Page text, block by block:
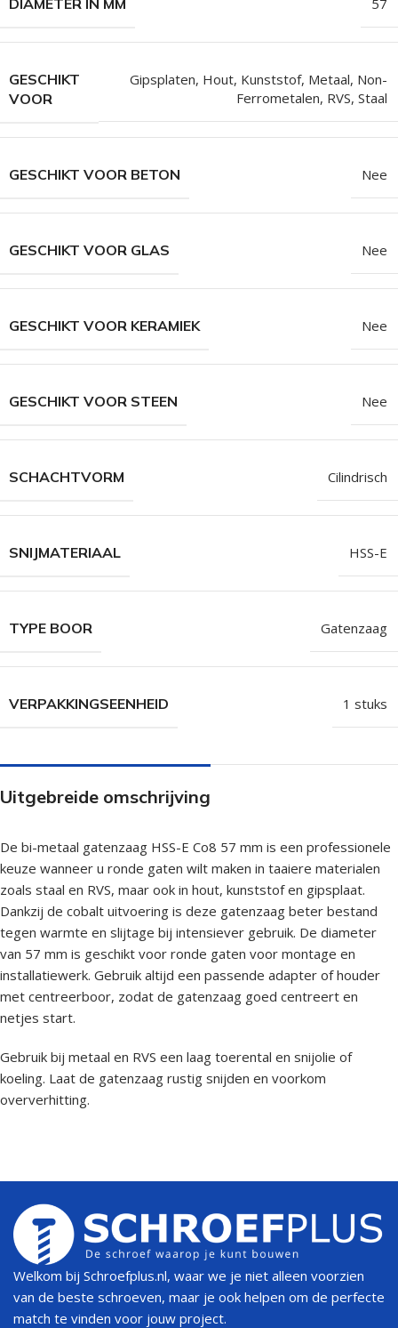
GESCHIKT
VOOR
Gipsplaten, Hout, Kunststof, Metaal, Non-
Ferrometalen, RVS, Staal
GESCHIKT VOOR BETON Nee
GESCHIKT VOOR GLAS Nee
GESCHIKT VOOR KERAMIEK Nee
GESCHIKT VOOR STEEN Nee
SCHACHTVORM Cilindrisch
SNIJMATERIAAL HSS-E
TYPE BOOR Gatenzaag
VERPAKKINGSEENHEID 1 stuks
Uitgebreide omschrijving
De bi-metaal gatenzaag HSS-E Co8 57 mm is een professionele
keuze wanneer u ronde gaten wilt maken in taaiere materialen
zoals staal en RVS, maar ook in hout, kunststof en gipsplaat.
Dankzij de cobalt uitvoering is deze gatenzaag beter bestand
tegen warmte en slijtage bij intensiever gebruik. De diameter
van 57 mm is geschikt voor ronde gaten voor montage en
installatiewerk. Gebruik altijd een passende adapter of houder
met centreerboor, zodat de gatenzaag goed centreert en
netjes start.
Gebruik bij metaal en RVS een laag toerental en snijolie of
koeling. Laat de gatenzaag rustig snijden en voorkom
oververhitting.
Welkom bij Schroefplus.nl, waar we je niet alleen voorzien
van de beste schroeven, maar je ook helpen om de perfecte
match te vinden voor jouw project.